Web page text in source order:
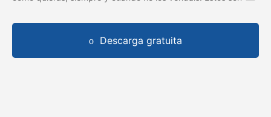
Descarga gratuita